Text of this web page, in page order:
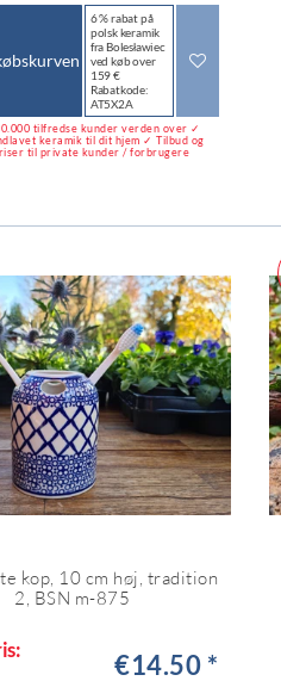
6 % rabat på
polsk keramik
fra Bolesławiec
ved køb over
159 €
Rabatkode:
AT5X2A
tilfredse kunder verden over ✓
keramik til dit hjem ✓ Tilbud og
til private kunder / forbrugere
kop, 10 cm høj, tradition
2, BSN m-875
€14.50 *